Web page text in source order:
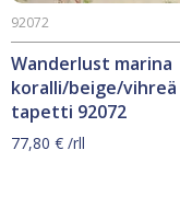
Wanderlust marina
koralli/beige/vihreä
tapetti 92072
92072
77,80 € /rll